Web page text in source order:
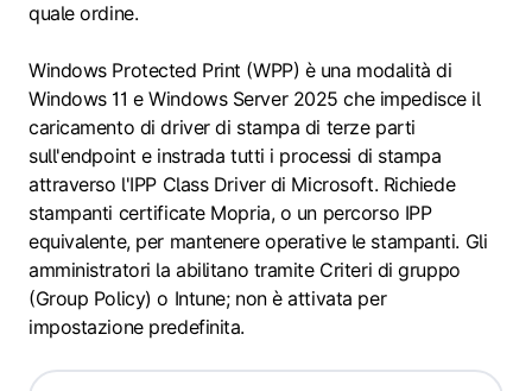
quale ordine.
Windows Protected Print (WPP) è una modalità di
Windows 11 e Windows Server 2025 che impedisce il
caricamento di driver di stampa di terze parti
sull'endpoint e instrada tutti i processi di stampa
attraverso l'IPP Class Driver di Microsoft. Richiede
stampanti certificate Mopria, o un percorso IPP
equivalente, per mantenere operative le stampanti. Gli
amministratori la abilitano tramite Criteri di gruppo
(Group Policy) o Intune; non è attivata per
impostazione predefinita.